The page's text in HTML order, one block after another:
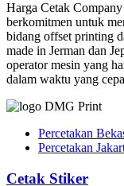
Harga Cetak
berkomitmen untuk
bidang offset printing
made in Jerman dan
operator mesin yang
dalam waktu yang
Percetakan
Percetakan
Cetak Stiker